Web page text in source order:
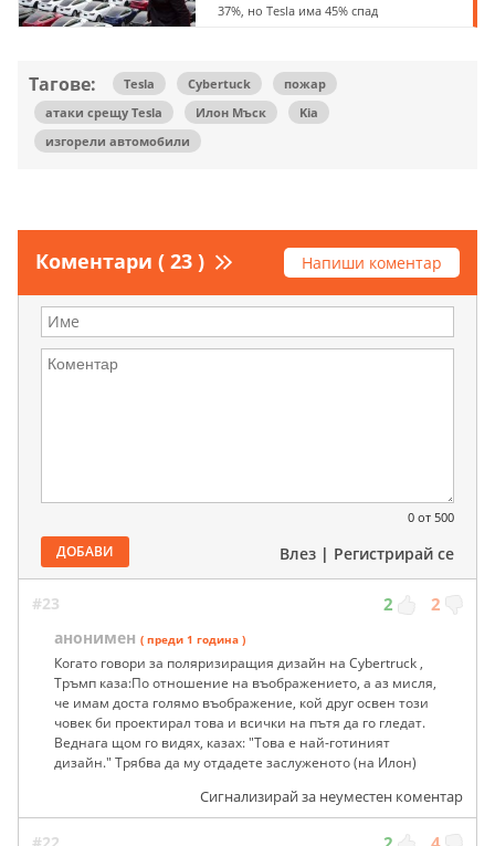
37%, но Tesla има 45% спад
Тагове: Tesla Cybertuck
пожар
атаки срещу Tesla
Илон Мъск
Kia
изгорели автомобили
Коментари ( 23 ) Напиши коментар
0 от 500
ДОБАВИ Влез | Регистрирай се
#23 2 2
анонимен ( преди 1 година )
Когато говори за поляризиращия дизайн на Cybertruck ,
Тръмп каза:По отношение на въображението, а аз мисля,
че имам доста голямо въображение, кой друг освен този
човек би проектирал това и всички на пътя да го гледат.
Веднага щом го видях, казах: "Това е най-готиният
дизайн." Трябва да му отдадете заслуженото (на Илон)
Сигнализирай за неуместен коментар
#22